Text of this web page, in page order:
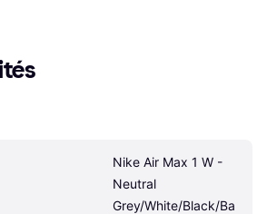
Nike Air Max 1 W -
Neutral
Grey/White/Black/Ba